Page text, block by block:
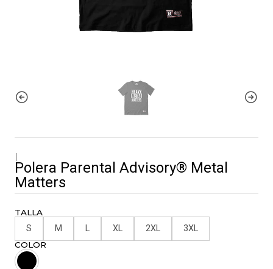
|
Polera Parental Advisory® Metal
Matters
TALLA
S M L XL 2XL 3XL
COLOR